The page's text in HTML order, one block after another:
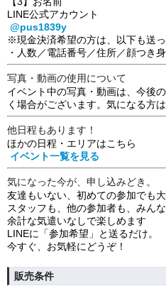
LINE公式アカウント
@pus1839y
※現金決済希望の方は、以下も送
・人数／電話番号／住所／顔つき
写真・動画の使用について
イベント中の写真・動画は、今後
く場合がございます。気になる方
他日程もあります！
ほかの日程・エリアはこちら
イベント一覧を見る
気になった今が、申し込みどき。
友達もいない、初めての参加でも大
スタッフも、他の参加者も、みん
余計な気遣いなしで楽しめます
LINEに「参加希望」と送るだけ。
今すぐ、お気軽にどうぞ！
販売条件